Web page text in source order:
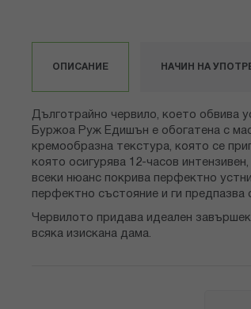
ОПИСАНИЕ
Дълготрайно червило, което обвива
Буржоа Руж Едишън е обогатена с
кремообразна текстура, която се
която осигурява 12-часов
всеки нюанс покрива перфектно
перфектно състояние и ги предпазва
Червилото придава идеален
всяка изискана дама.
НАЧИН НА